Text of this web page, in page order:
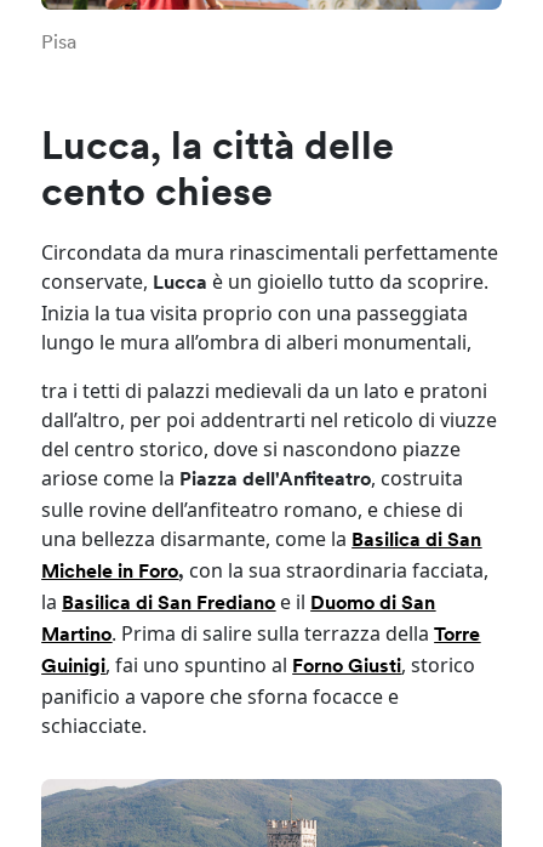
Pisa
Lucca, la città delle
cento chiese
Circondata da mura rinascimentali perfettamente
conservate, Lucca è un gioiello tutto da scoprire.
Inizia la tua visita proprio con una passeggiata
lungo le mura all’ombra di alberi monumentali,
tra i tetti di palazzi medievali da un lato e pratoni
dall’altro, per poi addentrarti nel reticolo di viuzze
del centro storico, dove si nascondono piazze
ariose come la Piazza dell'Anfiteatro, costruita
sulle rovine dell’anfiteatro romano, e chiese di
una bellezza disarmante, come la Basilica di San
Michele in Foro, con la sua straordinaria facciata,
la Basilica di San Frediano e il Duomo di San
Martino. Prima di salire sulla terrazza dellaTorre
Guinigi, fai uno spuntino al Forno Giusti, storico
panificio a vapore che sforna focacce e
schiacciate.